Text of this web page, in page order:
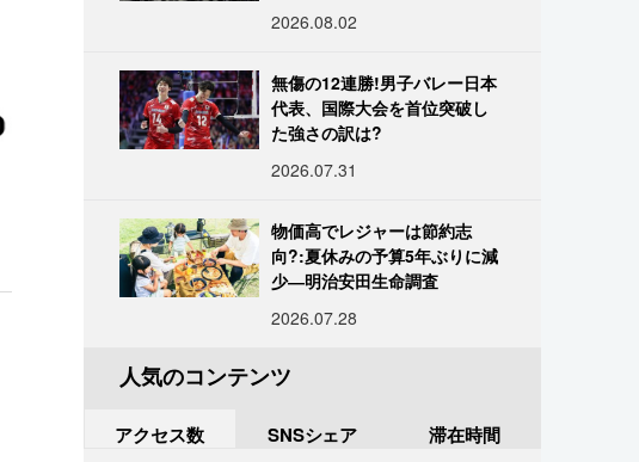
2026.08.02
無傷の12連勝!男子バレー日本
代表、国際大会を首位突破し
た強さの訳は?
2026.07.31
物価高でレジャーは節約志
向?:夏休みの予算5年ぶりに減
少―明治安田生命調査
2026.07.28
人気のコンテンツ
アクセス数 SNSシェア 滞在時間